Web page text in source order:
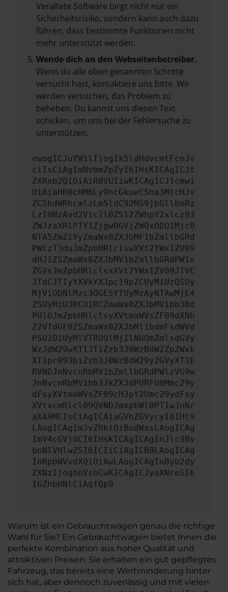
Veraltete Software birgt nicht nur ein
Sicherheitsrisiko, sondern kann auch dazu
führen, dass bestimmte Funktionen nicht
mehr unterstützt werden.
Wende dich an den Webseitenbetreiber.
Wenn du alle oben genannten Schritte
versucht hast, kontaktiere uns bitte. Wir
werden versuchen, das Problem zu
beheben. Du kannst uns diesen Text
schicken, um uns bei der Fehlersuche zu
unterstützen:
ewogICJuYW1lIjogIk5ldHdvcmtFcnJv
ciIsCiAgImNvbmZpZyI6IHsKICAgICJt
ZXRob2QiOiAiR0VUIiwKICAgICJ1cmwi
OiAiaHR0cHM6Ly9hcGkueC5ha3MtcHJv
ZC5hdWRhcmlzLm5ldC92MS9jbGllbnRz
LzI0NzAvd2Vic2l0ZS12ZWhpY2xlcz93
ZWJzaXRlPTY1ZjgwOGVjZWQxODQ1Mjc0
NTA5ZmZiYyZmaWx0ZXJbMF1bZmllbGRd
PWlzT3duJmZpbHRlclswXVt2YWx1ZV09
dHJ1ZSZmaWx0ZXJbMV1bZmllbGRdPW1v
ZGVsJmZpbHRlclsxXVt2YWx1ZV09JTVC
JTdCJTIyYXVkYXJpc19pZCUyMiUzQSUy
MjViODNlMzc3OGE5YTUyMzAyNTAwMjE4
ZSUyMiU3RCU1RCZmaWx0ZXJbMV1bb3Bd
PUlOJmZpbHRlclsyXVtmaWVsZF09dXNh
Z2VTdGF0ZSZmaWx0ZXJbMl1bdmFsdWVd
PSU1QiUyMlVTRUQlMjIlNUQmZmlsdGVy
WzJdW29wXT1JTiZzb3J0WzBdW2ZpZWxk
XT1pc093biZzb3J0WzBdW29yZGVyXT1E
RVNDJnNvcnRbMV1bZmllbGRdPWlzVG9w
JnNvcnRbMV1bb3JkZXJdPURFU0Mmc29y
dFsyXVtmaWVsZF09cHJpY2Umc29ydFsy
XVtvcmRlcl09QVNDJmxpbWl0PTIwJnNr
aXA9MCIsCiAgICAiaGVhZGVycyI6IHt9
LAogICAgImJvZHkiOiBudWxsLAogICAg
ImV4cGVjdCI6IHsKICAgICAgInJlc3Bv
bnNlVHlwZSI6ICIiCiAgICB9LAogICAg
InRpbWVvdXQiOiAwLAogICAgInByb2dy
ZXNzIjogbnVsbCwKICAgICJyaXNreSI6
IGZhbHNlCiAgfQp9
Warum ist ein Gebrauchtwagen genau die richtige
Wahl für Sie? Ein Gebrauchtwagen bietet Ihnen die
perfekte Kombination aus hoher Qualität und
attraktiven Preisen. Sie erhalten ein gut gepflegtes
Fahrzeug, das bereits eine Wertminderung hinter
sich hat, aber dennoch zuverlässig und mit vielen